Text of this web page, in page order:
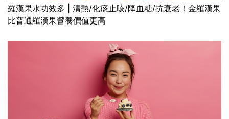
羅漢果水功效多 | 清熱/化痰止咳/降血糖/抗衰老！金羅漢果
比普通羅漢果營養價值更高